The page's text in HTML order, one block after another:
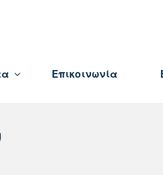
Επικοινωνία